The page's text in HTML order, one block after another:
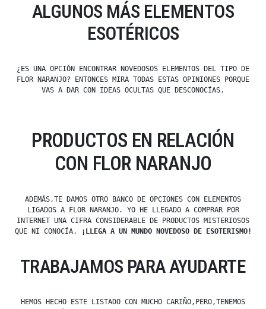
ALGUNOS MÁS ELEMENTOS
ESOTÉRICOS
¿ES UNA OPCIÓN ENCONTRAR NOVEDOSOS ELEMENTOS DEL TIPO DE
FLOR NARANJO? ENTONCES MIRA TODAS ESTAS OPINIONES PORQUE
VAS A DAR CON IDEAS OCULTAS QUE DESCONOCÍAS.
PRODUCTOS EN RELACIÓN
CON FLOR NARANJO
ADEMÁS,TE DAMOS OTRO BANCO DE OPCIONES CON ELEMENTOS
LIGADOS A FLOR NARANJO. YO HE LLEGADO A COMPRAR POR
INTERNET UNA CIFRA CONSIDERABLE DE PRODUCTOS MISTERIOSOS
QUE NI CONOCÍA.
¡LLEGA A UN MUNDO NOVEDOSO DE ESOTERISMO!
TRABAJAMOS PARA AYUDARTE
HEMOS HECHO ESTE LISTADO CON MUCHO CARIÑO,PERO,TENEMOS